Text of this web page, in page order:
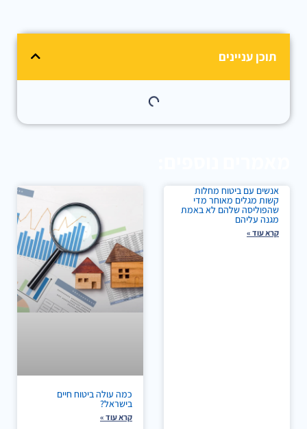
תוכן עניינים
אנשים עם ביטוח מחלות
קשות מגלים מאוחר מדי
שהפוליסה שלהם לא באמת
מגנה עליהם
קרא עוד »
כמה עולה ביטוח חיים
בישראל?
קרא עוד »